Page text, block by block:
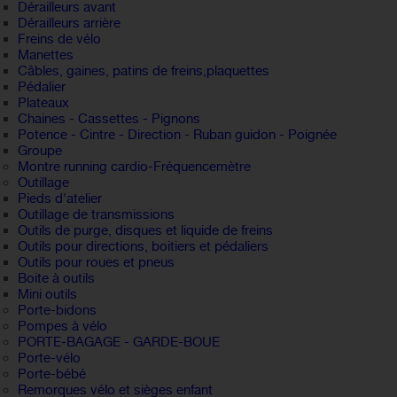
Dérailleurs avant
Dérailleurs arrière
Freins de vélo
Manettes
Câbles, gaines, patins de freins,plaquettes
Pédalier
Plateaux
Chaines - Cassettes - Pignons
Potence - Cintre - Direction - Ruban guidon - Poignée
Groupe
Montre running cardio-Fréquencemètre
Outillage
Pieds d'atelier
Outillage de transmissions
Outils de purge, disques et liquide de freins
Outils pour directions, boitiers et pédaliers
Outils pour roues et pneus
Boite à outils
Mini outils
Porte-bidons
Pompes à vélo
PORTE-BAGAGE - GARDE-BOUE
Porte-vélo
Porte-bébé
Remorques vélo et sièges enfant